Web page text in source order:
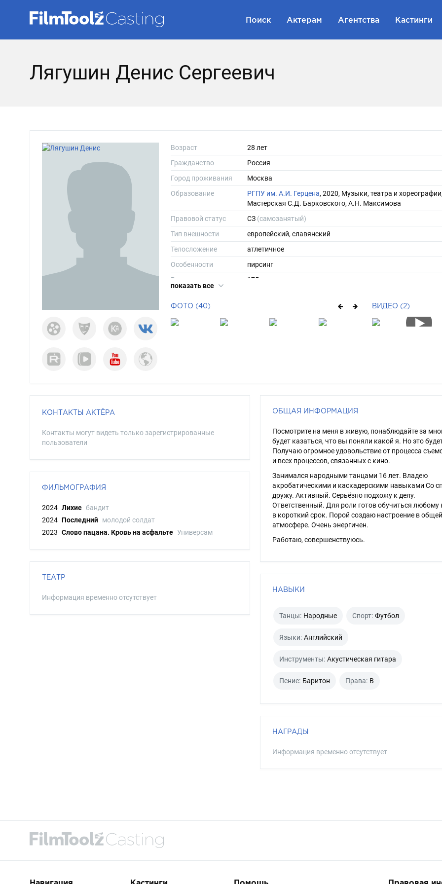
Поиск Актерам Агентства Кастинги
Лягушин Денис Сергеевич
Возраст
28 лет
Гражданство
Россия
Город проживания
Москва
Образование
РГПУ им. А.И. Герцена, 2020, Музыки, театра и хореографии,
Мастерская С.Д. Барковского, А.Н. Максимова
Правовой статус
СЗ (самозанятый)
Тип внешности
европейский, славянский
Телосложение
атлетичное
Особенности
пирсинг
Рост
175
Размер одежды
Размер обуви
показать все
ФОТО (40) ВИДЕО (2)
КОНТАКТЫ АКТЁРА
Контакты могут видеть только зарегистрированные
пользователи
ФИЛЬМОГРАФИЯ
2024 Лихие бандит
2024 Последний молодой солдат
2023 Слово пацана. Кровь на асфальте Универсам
ТЕАТР
Информация временно отсутствует
ОБЩАЯ ИНФОРМАЦИЯ
Посмотрите на меня в живую, понаблюдайте за
будет казаться, что вы поняли какой я. Но это
Получаю огромное удовольствие от процесса
и всех процессов, связанных с кино.
Занимался народными танцами 16 лет. Владею
акробатическими и каскадерскими навыками Со
дружу. Активный. Серьёзно подхожу к делу.
Ответственный. Для роли готов обучиться любому
в короткий срок. Порой создаю настроение в общей
атмосфере. Очень энергичен.
Работаю, совершенствуюсь.
НАВЫКИ
Танцы: Народные Спорт: Футбол
Языки: Английский
Инструменты: Акустическая гитара
Пение: Баритон Права: B
НАГРАДЫ
Информация временно отсутствует